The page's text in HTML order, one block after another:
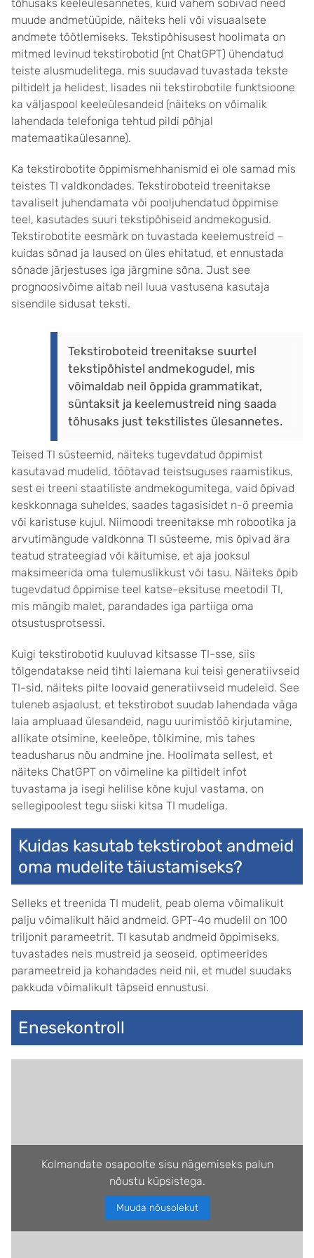
tõhusaks keeleülesannetes, kuid vähem sobivad need
muude andmetüüpide, näiteks heli või visuaalsete
andmete töötlemiseks. Tekstipõhisusest hoolimata on
mitmed levinud tekstirobotid (nt ChatGPT) ühendatud
teiste alusmudelitega, mis suudavad tuvastada tekste
piltidelt ja helidest, lisades nii tekstirobotile funktsioone
ka väljaspool keeleülesandeid (näiteks on võimalik
lahendada telefoniga tehtud pildi põhjal
matemaatikaülesanne).
Ka tekstirobotite õppimismehhanismid ei ole samad mis
teistes TI valdkondades. Tekstiroboteid treenitakse
tavaliselt juhendamata või pooljuhendatud õppimise
teel, kasutades suuri tekstipõhiseid andmekogusid.
Tekstirobotite eesmärk on tuvastada keelemustreid –
kuidas sõnad ja laused on üles ehitatud, et ennustada
sõnade järjestuses iga järgmine sõna. Just see
prognoosivõime aitab neil luua vastusena kasutaja
sisendile sidusat teksti.
Tekstiroboteid treenitakse suurtel
tekstipõhistel andmekogudel, mis
võimaldab neil õppida grammatikat,
süntaksit ja keelemustreid ning saada
tõhusaks just tekstilistes ülesannetes.
Teised TI süsteemid, näiteks tugevdatud õppimist
kasutavad mudelid, töötavad teistsuguses raamistikus,
sest ei treeni staatiliste andmekogumitega, vaid õpivad
keskkonnaga suheldes, saades tagasisidet n-ö preemia
või karistuse kujul. Niimoodi treenitakse mh robootika ja
arvutimängude valdkonna TI süsteeme, mis õpivad ära
teatud strateegiad või käitumise, et aja jooksul
maksimeerida oma tulemuslikkust või tasu. Näiteks õpib
tugevdatud õppimise teel katse-eksituse meetodil TI,
mis mängib malet, parandades iga partiiga oma
otsustusprotsessi.
Kuigi tekstirobotid kuuluvad kitsasse TI-sse, siis
tõlgendatakse neid tihti laiemana kui teisi generatiivseid
TI-sid, näiteks pilte loovaid generatiivseid mudeleid. See
tuleneb asjaolust, et tekstirobot suudab lahendada väga
laia ampluaad ülesandeid, nagu uurimistöö kirjutamine,
allikate otsimine, keeleõpe, tõlkimine, mis tahes
teadusharus nõu andmine jne. Hoolimata sellest, et
näiteks ChatGPT on võimeline ka piltidelt infot
tuvastama ja isegi helilise kõne kujul vastama, on
sellegipoolest tegu siiski kitsa TI mudeliga.
Kuidas kasutab tekstirobot andmeid
oma mudelite täiustamiseks?
Selleks et treenida TI mudelit, peab olema võimalikult
palju võimalikult häid andmeid. GPT-4o mudelil on 100
triljonit parameetrit. TI kasutab andmeid õppimiseks,
tuvastades neis mustreid ja seoseid, optimeerides
parameetreid ja kohandades neid nii, et mudel suudaks
pakkuda võimalikult täpseid ennustusi.
Enesekontroll
Kolmandate osapoolte sisu nägemiseks palun
nõustu küpsistega.
Muuda nõusolekut